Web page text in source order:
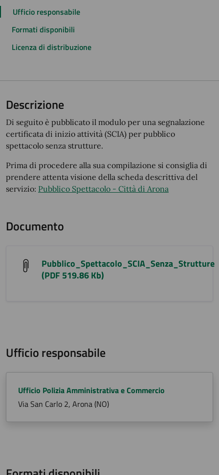
Ufficio responsabile
Formati disponibili
Licenza di distribuzione
Descrizione
Di seguito è pubblicato il modulo per una segnalazione
certificata di inizio attività (SCIA) per pubblico
spettacolo senza strutture.
Prima di procedere alla sua compilazione si consiglia di
prendere attenta visione della scheda descrittiva del
servizio: Pubblico Spettacolo - Città di Arona
Documento
Pubblico_Spettacolo_SCIA_Senza_Strutture
(PDF 519.86 Kb)
Ufficio responsabile
Ufficio Polizia Amministrativa e Commercio
Via San Carlo 2, Arona (NO)